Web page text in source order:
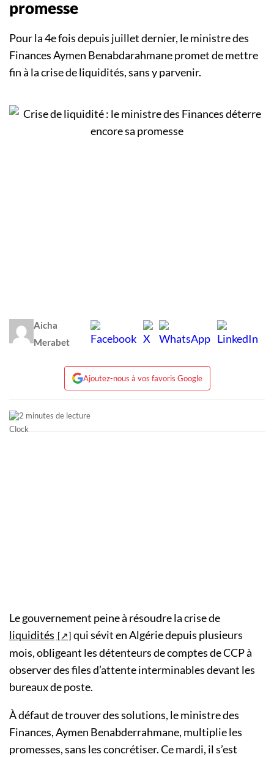
promesse
Pour la 4e fois depuis juillet dernier, le ministre des
Finances Aymen Benabdarahmane promet de mettre
fin à la crise de liquidités, sans y parvenir.
Aicha
Merabet
Ajoutez-nous à vos favoris Google
2 minutes de lecture
Le gouvernement peine à résoudre la crise de
liquidités
qui sévit en Algérie depuis plusieurs
mois, obligeant les détenteurs de comptes de CCP à
observer des files d’attente interminables devant les
bureaux de poste.
À défaut de trouver des solutions, le ministre des
Finances, Aymen Benabderrahmane, multiplie les
promesses, sans les concrétiser. Ce mardi, il s’est